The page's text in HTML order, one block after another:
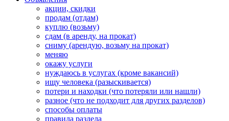
акции, скидки
продам (отдам)
куплю (возьму)
сдам (в аренду, на прокат)
сниму (арендую, возьму на прокат)
меняю
окажу услуги
нуждаюсь в услугах (кроме вакансий)
ищу человека (разыскивается)
потери и находки (что потеряли или нашли)
разное (что не подходит для других разделов)
способы оплаты
правила раздела